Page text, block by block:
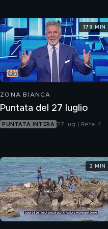
ZONA BIANCA
Puntata del 27 luglio
PUNTATA INTERA 27 lug | Rete 4
178 MIN
3 MIN